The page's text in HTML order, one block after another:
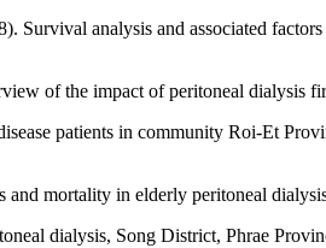
analysis and associated
of the impact of peritoneal dialysis
patients in community Roi-Et
mortality in elderly peritoneal
dialysis, Song District, Phrae